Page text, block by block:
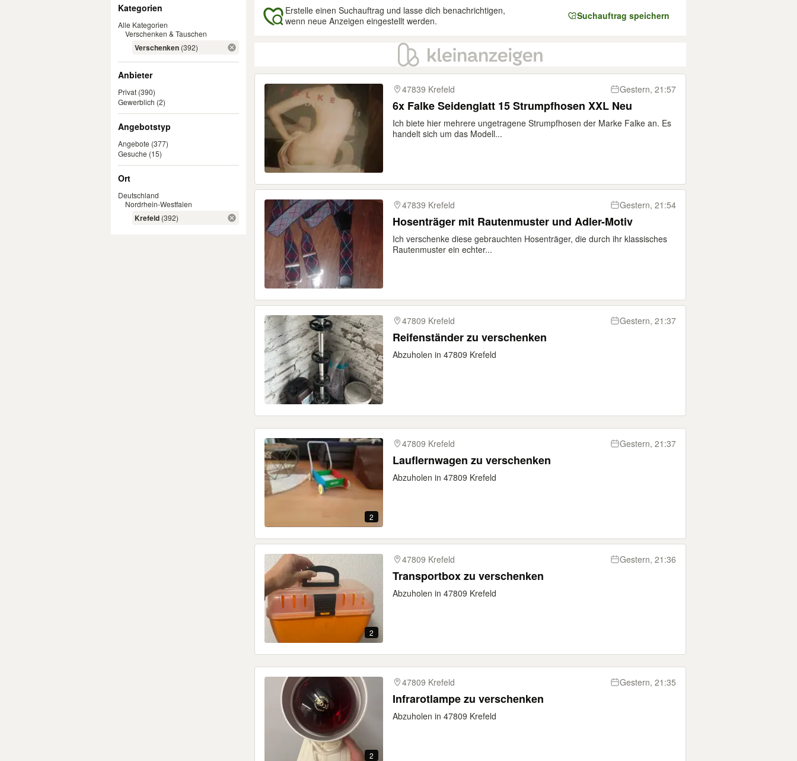
Kategorien
Alle Kategorien
Verschenken & Tauschen
Verschenken (392)
Anbieter
Privat (390)
Gewerblich (2)
Angebotstyp
Angebote (377)
Gesuche (15)
Ort
Deutschland
Nordrhein-Westfalen
Krefeld (392)
Erstelle einen Suchauftrag und lasse dich benachrichtigen,
wenn neue Anzeigen eingestellt werden.
Suchauftrag speichern
Ergebnisse
47839 Krefeld
Gestern, 21:57
6x Falke Seidenglatt 15 Strumpfhosen XXL Neu
Ich biete hier mehrere ungetragene Strumpfhosen der Marke Falke an. Es
handelt sich um das Modell...
47839 Krefeld Gestern, 21:54
Hosenträger mit Rautenmuster und Adler-Motiv
Ich verschenke diese gebrauchten Hosenträger, die durch ihr klassisches
Rautenmuster ein echter...
47809 Krefeld Gestern, 21:37
Reifenständer zu verschenken
Abzuholen in 47809 Krefeld
2
47809 Krefeld Gestern, 21:37
Lauflernwagen zu verschenken
Abzuholen in 47809 Krefeld
2
47809 Krefeld Gestern, 21:36
Transportbox zu verschenken
Abzuholen in 47809 Krefeld
2
47809 Krefeld Gestern, 21:35
Infrarotlampe zu verschenken
Abzuholen in 47809 Krefeld